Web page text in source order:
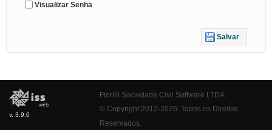
Visualizar Senha
Salvar
v. 3.9.6
Fiorilli Sociedade Civil Software LTDA
© Copyright 2012-2026. Todos os Direitos
Reservados.